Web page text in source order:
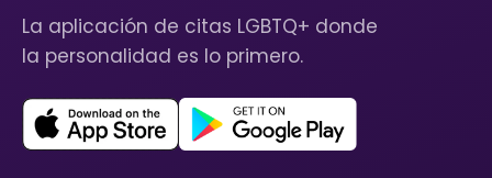
La aplicación de citas LGBTQ+ donde
la personalidad es lo primero.